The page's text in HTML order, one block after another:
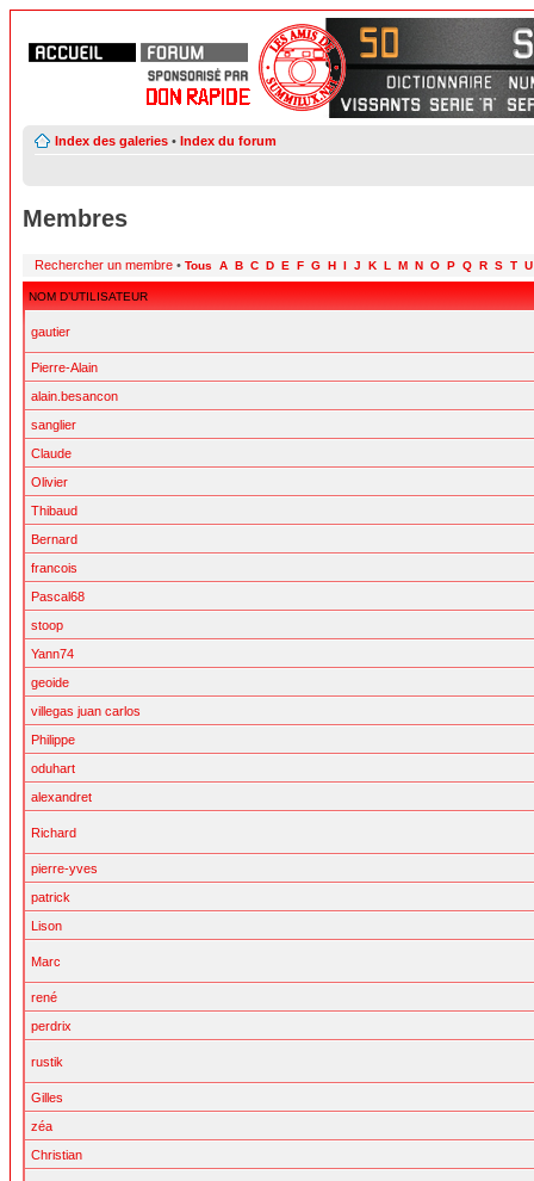
Index des galeries • Index du forum
Membres
Rechercher un membre • Tous A B C D E F G H I J K L M N O P Q R S T U
NOM D’UTILISATEUR
gautier
Pierre-Alain
alain.besancon
sanglier
Claude
Olivier
Thibaud
Bernard
francois
Pascal68
stoop
Yann74
geoide
villegas juan carlos
Philippe
oduhart
alexandret
Richard
pierre-yves
patrick
Lison
Marc
rené
perdrix
rustik
Gilles
zéa
Christian